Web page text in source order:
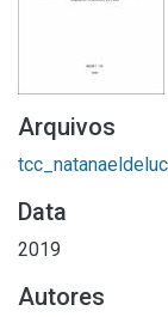
Arquivos
Data
2019
Autores